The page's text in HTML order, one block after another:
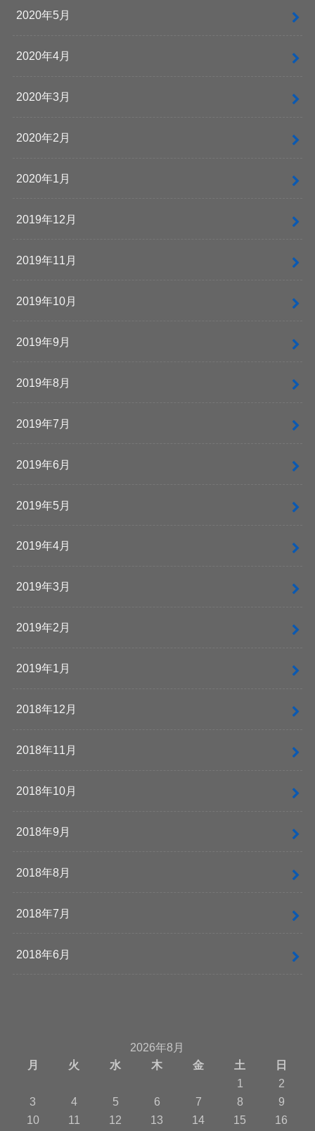
2020年5月
2020年4月
2020年3月
2020年2月
2020年1月
2019年12月
2019年11月
2019年10月
2019年9月
2019年8月
2019年7月
2019年6月
2019年5月
2019年4月
2019年3月
2019年2月
2019年1月
2018年12月
2018年11月
2018年10月
2018年9月
2018年8月
2018年7月
2018年6月
2026年8月
月
火 水 木 金 土
日
1
2
3
4 5 6 7 8
9
10
11 12 13 14 15 16